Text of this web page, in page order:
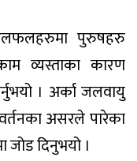
पुरुषहरु
व्यस्ताका कारण
। अर्का जलवायु
असरले पारेका
जोड दिनुभयो ।